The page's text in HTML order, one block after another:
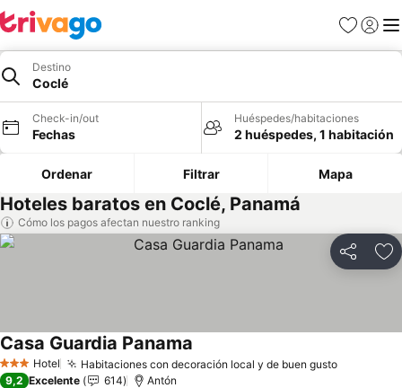
Favoritos
Iniciar
Destino
Coclé
Check-in/out
Fechas
Huéspedes/habitaciones
2 huéspedes, 1 habitación
Ordenar Filtrar Mapa
Hoteles baratos en Coclé, Panamá
Cómo los pagos afectan nuestro ranking
Compartir
3 Estrellas
Hotel Habitaciones con decoración local y de buen gustoVer
Casa Guardia Panama
9,2 Excelente 614 Antón